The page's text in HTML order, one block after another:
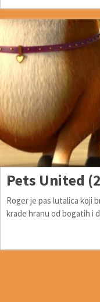
Pets United
Roger je pas lutalica koji
krade hranu od bogatih i